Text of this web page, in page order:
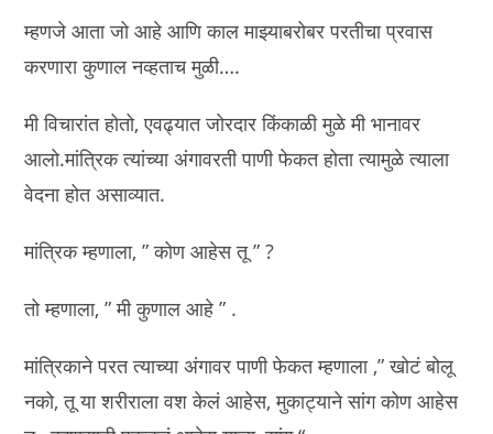
म्हणजे आता जो आहे आणि काल माझ्याबरोबर परतीचा प्रवास
करणारा कुणाल नव्हताच मुळी….
मी विचारांत होतो, एवढ्यात जोरदार किंकाळी मुळे मी भानावर
आलो.मांत्रिक त्यांच्या अंगावरती पाणी फेकत होता त्यामुळे त्याला
वेदना होत असाव्यात.
मांत्रिक म्हणाला, ” कोण आहेस तू ” ?
तो म्हणाला, ” मी कुणाल आहे ” .
मांत्रिकाने परत त्याच्या अंगावर पाणी फेकत म्हणाला ,” खोटं बोलू
नको, तू या शरीराला वश केलं आहेस, मुकाट्याने सांग कोण आहेस